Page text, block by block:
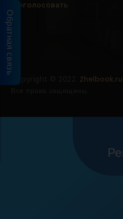
Проголосовать
Zhelbook.ru
Обратная связь